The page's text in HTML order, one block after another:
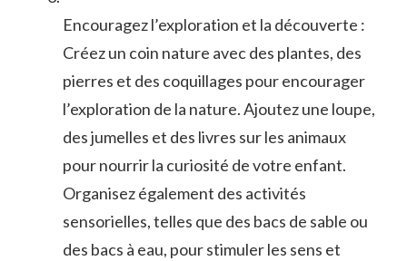
Encouragez l’exploration ⁣et la découverte :
Créez⁣ un coin nature avec des plantes,⁣ des
pierres et des coquillages pour encourager
l’exploration‍ de⁤ la ​nature. Ajoutez une loupe,
des jumelles et ⁤des livres sur les ⁣animaux
pour nourrir la curiosité de votre ​enfant.
Organisez également ⁤des activités
⁢sensorielles,‌ telles que des ‍bacs de sable‌ ou
des bacs à‌ eau, pour⁣ stimuler les⁣ sens‍ et ​